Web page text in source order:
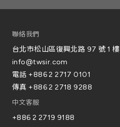
聯絡我們
台北市松山區復興北路 97 號 1 樓
info@twsir.com
電話 +886 2 2717 0101
傳真 +886 2 2718 9288
中文客服
+886 2 2719 9188